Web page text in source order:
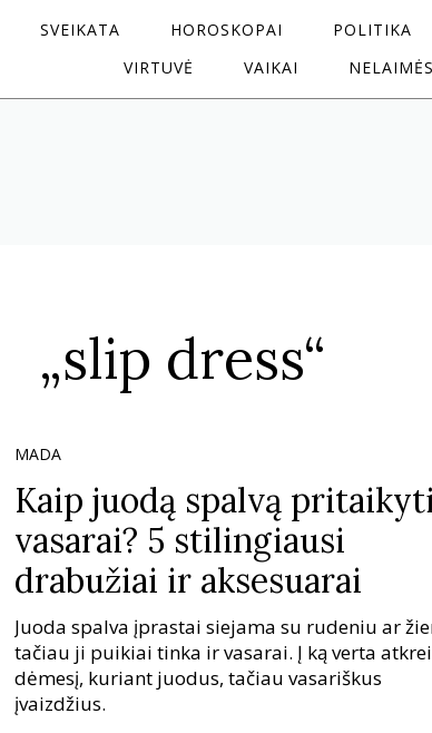
SVEIKATA HOROSKOPAI POLITIKA
VIRTUVĖ
VAIKAI NELAIMĖS
„slip dress“
MADA
Kaip juodą spalvą
vasarai? 5 stilingiausi
drabužiai ir aksesuarai
Juoda spalva įprastai siejama su rudeniu ar
tačiau ji puikiai tinka ir vasarai. Į ką verta
dėmesį, kuriant juodus, tačiau vasariškus
įvaizdžius.